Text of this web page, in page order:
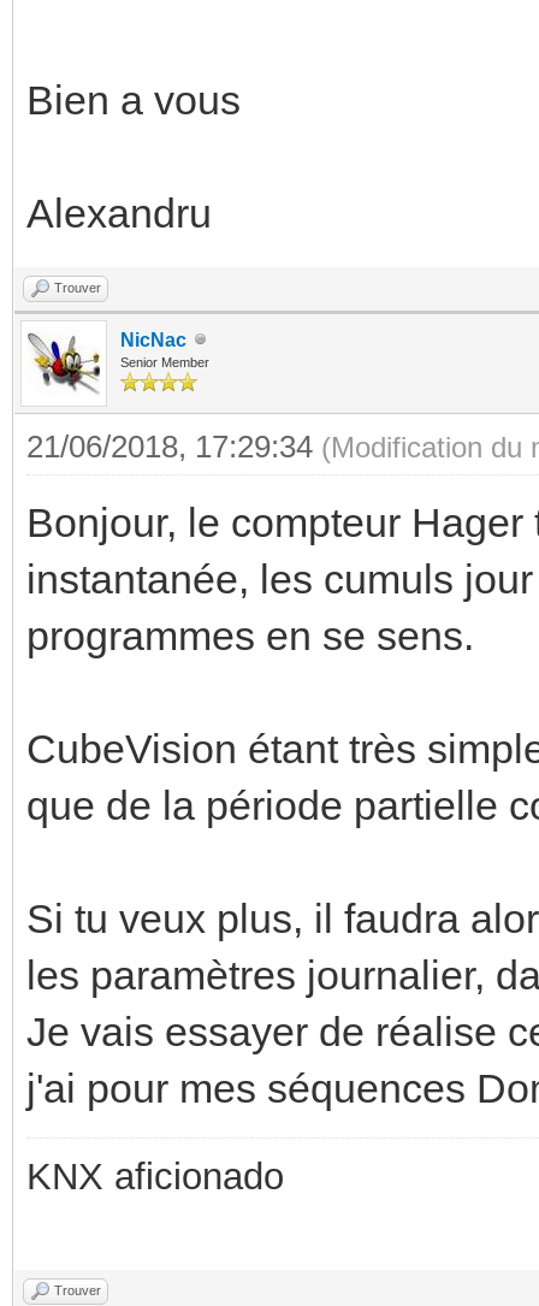
Bien a vous
Alexandru
Trouver
NicNac
Senior Member
21/06/2018, 17:29:34 (Modification du
Bonjour, le compteur
instantanée, les cumuls
programmes en se sens.
CubeVision étant très
que de la période partielle
Si tu veux plus, il faudra
les paramètres journalier,
Je vais essayer de réalise
j'ai pour mes séquences
KNX aficionado
Trouver